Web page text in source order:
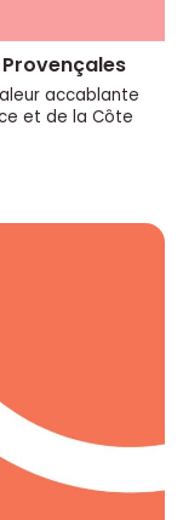
accablante
et de la Côte